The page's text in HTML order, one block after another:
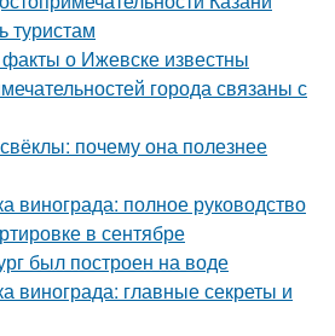
туристам
о Ижевске известны
города связаны с
почему она полезнее
винограда: полное руководство
в сентябре
был построен на воде
винограда: главные секреты и